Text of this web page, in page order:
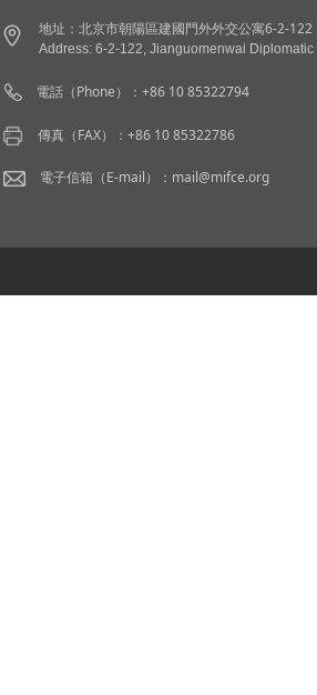
傳真（FAX）：+86 10 85322786
電子信箱（E-mail）：mail@mifce.org
地址：北京市朝陽區建國門外外交公寓6-2-122
Address: 6-2-122, Jianguomenwai
電話（Phone）：+86 10 85322794